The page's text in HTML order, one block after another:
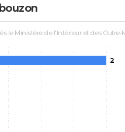
le Ministère de l'Intérieur et des Outre-
2